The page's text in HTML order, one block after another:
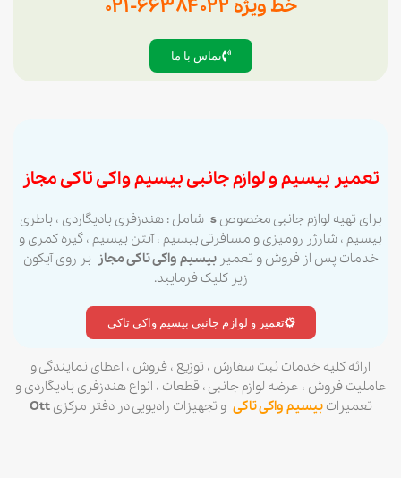
خط ویژه ۶۶۳۸۴۰۲۲-۰۲۱
تماس با ما
تعمیر بیسیم و لوازم جانبی بیسیم واکی تاکی مجاز
برای تهیه لوازم جانبی مخصوصs شامل : هندزفری بادیگاردی ، باطری
بیسیم ، شارژر رومیزی و مسافرتی بیسیم ، آنتن بیسیم ، گیره کمری و
خدمات پس از فروش و تعمیربیسیم واکی تاکی مجاز بر روی آیکون
زیر کلیک فرمایید.
تعمیر و لوازم جانبی بیسیم واکی تاکی
ارائه کلیه خدمات ثبت سفارش ، توزیع ، فروش ، اعطای نمایندگی و
عاملیت فروش ، عرضه لوازم جانبی ، قطعات ، انواع هندزفری بادیگاردی و
تعمیراتبیسیم واکی تاکی و تجهیزات رادیویی در دفتر مرکزیOtt